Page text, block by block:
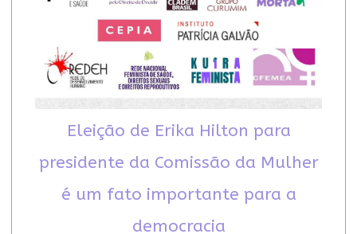
Eleição de Erika Hilton para
presidente da Comissão da Mulher
é um fato importante para a
democracia